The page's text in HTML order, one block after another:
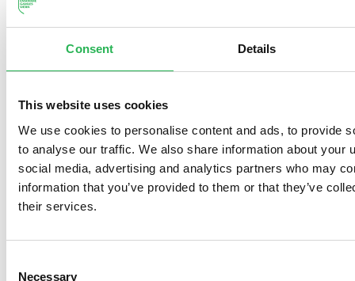
Consent Details
This website uses cookies
We use cookies to personalise content and ads, to provide
to analyse our traffic. We also share information about your
social media, advertising and analytics partners who may
information that you’ve provided to them or that they’ve
their services.
Necessary
Søg støtte